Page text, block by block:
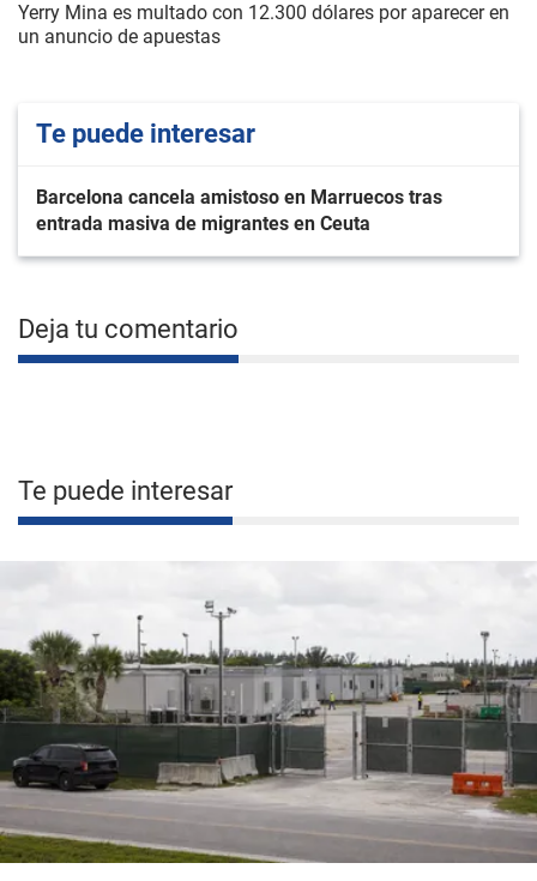
Yerry Mina es multado con 12.300 dólares por aparecer en
un anuncio de apuestas
Te puede interesar
Barcelona cancela amistoso en Marruecos tras
entrada masiva de migrantes en Ceuta
Deja tu comentario
Te puede interesar